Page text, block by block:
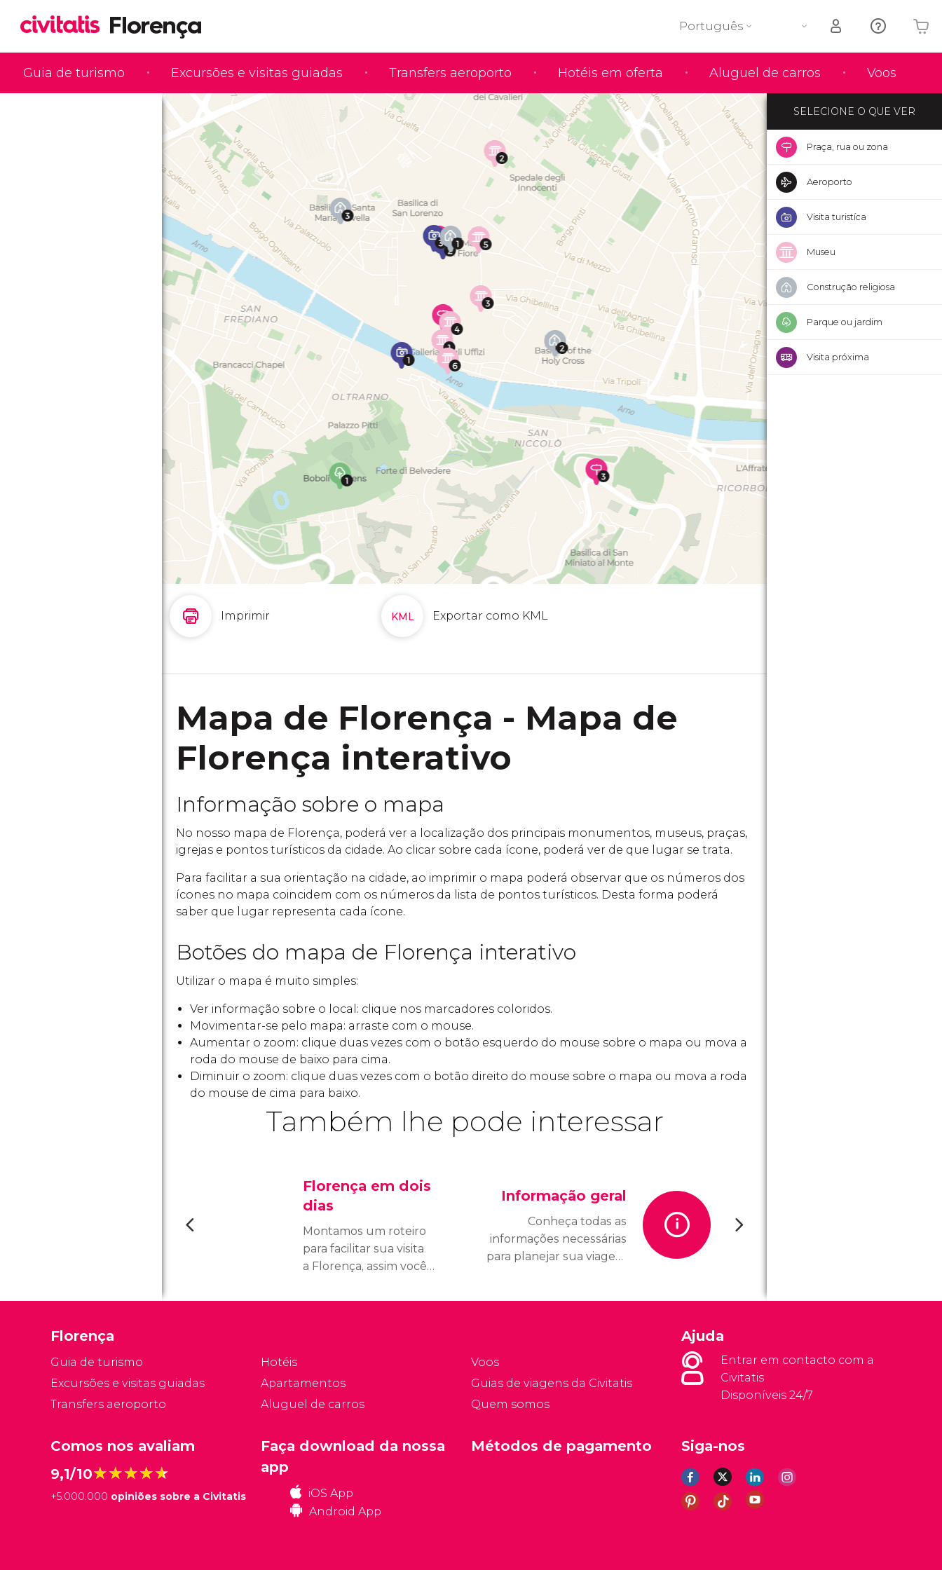
Guia de turismo Excursões e visitas guiadas Transfers aeroporto Hotéis em oferta Aluguel de carros Voos
Português
Imprimir Exportar como KML
Mapa de Florença - Mapa de
Florença interativo
Informação sobre o mapa
No nosso mapa de Florença, poderá ver a localização dos principais monumentos, museus, praças,
igrejas e pontos turísticos da cidade. Ao clicar sobre cada ícone, poderá ver de que lugar se trata.
Para facilitar a sua orientação na cidade, ao imprimir o mapa poderá observar que os números dos
ícones no mapa coincidem com os números da lista de pontos turísticos. Desta forma poderá
saber que lugar representa cada ícone.
Botões do mapa de Florença interativo
Utilizar o mapa é muito simples:
Ver informação sobre o local: clique nos marcadores coloridos.
Movimentar-se pelo mapa: arraste com o mouse.
Aumentar o zoom: clique duas vezes com o botão esquerdo do mouse sobre o mapa ou mova a
roda do mouse de baixo para cima.
Diminuir o zoom: clique duas vezes com o botão direito do mouse sobre o mapa ou mova a roda
do mouse de cima para baixo.
Também lhe pode interessar
Florença em dois
dias
Montamos um roteiro
para facilitar sua visita
a Florença, assim você
lugares mais
Informação geral
Conheça todas as
informações necessárias
para planejar sua viagem
SELECIONE O QUE VER
Praça, rua ou zona
Aeroporto
Visita turistíca
Museu
Construção religiosa
Parque ou jardim
Visita próxima
Florença
Guia de turismo
Excursões e visitas guiadas
Transfers aeroporto
Hotéis
Apartamentos
Aluguel de carros
Voos
Guias de viagens da Civitatis
Quem somos
Ajuda
Entrar em contacto com a
Civitatis
Disponíveis 24/7
Comos nos avaliam
9,1/10★★★★★
★★★★★
+5.000.000 opiniões sobre a Civitatis
Siga-nos
Faça download da nossa
app
iOS App
Android App
Métodos de pagamento